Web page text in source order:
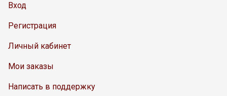
Вход
Регистрация
Личный кабинет
Мои заказы
Написать в поддержку